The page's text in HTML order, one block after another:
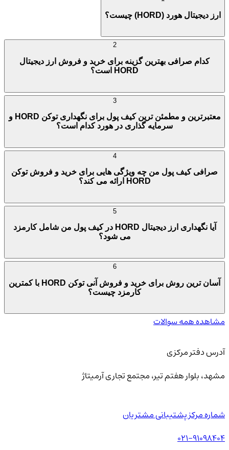
ارز دیجیتال هورد (HORD) چیست؟
کدام صرافی بهترین گزینه برای خرید و فروش ارز دیجیتال
HORD است؟
معتبرترین و مطمئن ترین کیف پول برای نگهداری توکن HORD و
سرمایه گذاری در هورد کدام است؟
صرافی کیف پول من چه ویژگی هایی برای خرید و فروش توکن
HORD ارائه می کند؟
آیا نگهداری ارز دیجیتال HORD در کیف پول من شامل کارمزد
می شود؟
آسان ترین روش برای خرید و فروش آنی توکن HORD با کمترین
کارمزد چیست؟
مشاهده همه سوالات
آدرس دفتر مرکزی
مشهد، بلوار هفتم تیر، مجتمع تجاری آرمیتاژ
شماره مرکز پشتیبانی مشتریان
021-91098404